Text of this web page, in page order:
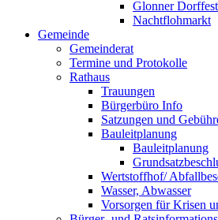
Glonner Dorffest
Nachtflohmarkt
Gemeinde
Gemeinderat
Termine und Protokolle
Rathaus
Trauungen
Bürgerbüro Info
Satzungen und
Bauleitplanung
Bauleitplanung
Wertstoffhof/
Wasser, Abwasser
Vorsorgen für Krisen